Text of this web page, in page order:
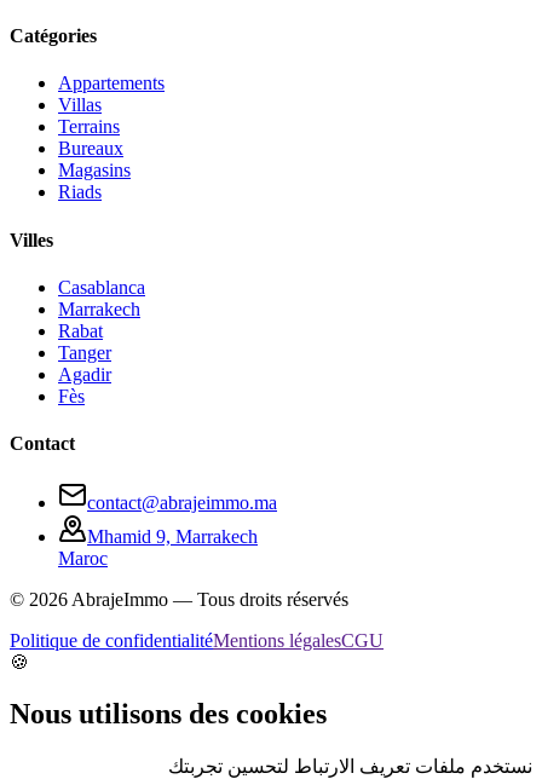
Catégories
Appartements
Villas
Terrains
Bureaux
Magasins
Riads
Villes
Casablanca
Marrakech
Rabat
Tanger
Agadir
Fès
Contact
contact@abrajeimmo.ma
Mhamid 9, Marrakech
Maroc
© 2026AbrajeImmo — Tous droits réservés
Politique de confidentialitéMentions légalesCGU
🍪
Nous utilisons des cookies
نستخدم ملفات تعريف الارتباط لتحسين تجربتك